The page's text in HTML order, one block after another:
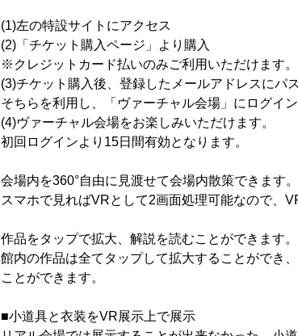
(1)左の特設サイトにアクセス
(2)「チケット購入ページ」より購入
※クレジットカード払いのみご利用いただけます。
(3)チケット購入後、登録したメールアドレスにパ
そちらを利用し、「ヴァーチャル会場」にログイン
(4)ヴァーチャル会場をお楽しみいただけます。
初回ログインより15日間有効となります。
会場内を360°自由に見渡せて会場内散策できます。
スマホで見ればVRとして2画面処理可能なので、
作品をタップで拡大、解説を読むことができます。
館内の作品は全てタップして拡大することができ
ことができます。
■小道具と衣装をVR展示上で展示